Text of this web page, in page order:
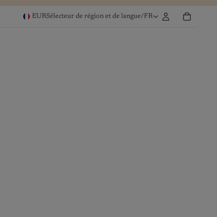
EURSélecteur de région et de langue/FR